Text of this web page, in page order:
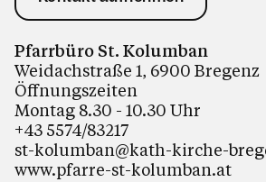
Pfarrbüro St. Kolumban
Weidachstraße 1, 6900 Bregenz
Öffnungszeiten
Montag 8.30 - 10.30 Uhr
+43 5574/83217
st-kolumban@kath-kirche-
www.pfarre-st-kolumban.at